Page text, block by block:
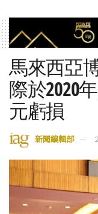
馬來西亞
際於2020
元虧損
新聞編輯部